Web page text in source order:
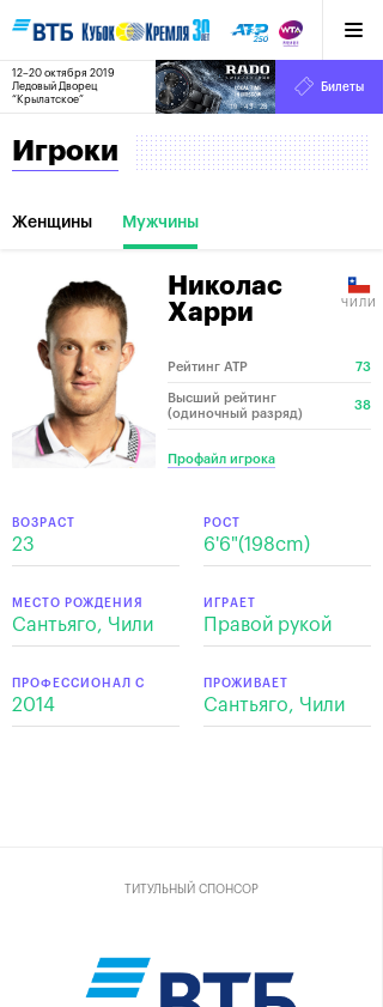
12–20 октября 2019
Ледовый Дворец
“Крылатское”
19 :43 : 29
Билеты
Игроки
Женщины Мужчины
Николас
Харри
ЧИЛИ
Рейтинг ATP 73
Высший рейтинг
(одиночный разряд)
38
Профайл игрока
ВОЗРАСТ
23
РОСТ
6'6"(198cm)
МЕСТО РОЖДЕНИЯ
Сантьяго, Чили
ИГРАЕТ
Правой рукой
ПРОФЕССИОНАЛ С
2014
ПРОЖИВАЕТ
Сантьяго, Чили
ТИТУЛЬНЫЙ СПОНСОР